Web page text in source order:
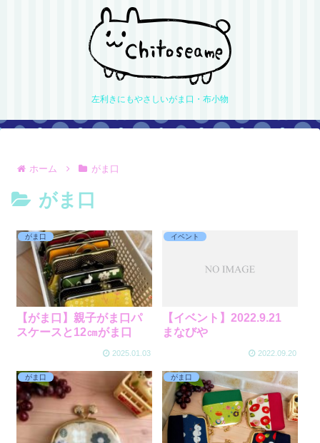
左利きにもやさしいがま口・布小物
ホーム がま口
がま口
がま口
【がま口】親子がま口パ
スケースと12㎝がま口
2025.01.03
イベント
【イベント】2022.9.21
まなびや
2022.09.20
がま口 がま口